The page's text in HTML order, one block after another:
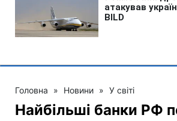
Головна » Новини » У світі
Найбільші банки РФ